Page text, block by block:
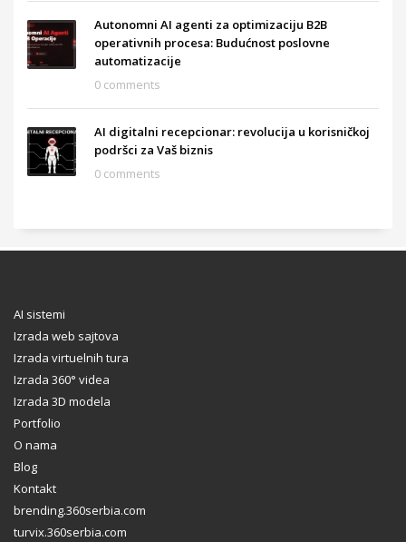
Autonomni AI agenti za optimizaciju B2B
operativnih procesa: Budućnost poslovne
automatizacije
0 comments
AI digitalni recepcionar: revolucija u korisničkoj
podršci za Vaš biznis
0 comments
AI sistemi
Izrada web sajtova
Izrada virtuelnih tura
Izrada 360° videa
Izrada 3D modela
Portfolio
O nama
Blog
Kontakt
brending.360serbia.com
turvix.360serbia.com